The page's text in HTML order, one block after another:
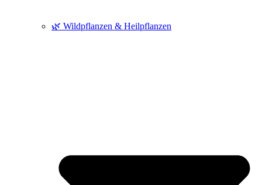
🌿 Wildpflanzen & Heilpflanzen